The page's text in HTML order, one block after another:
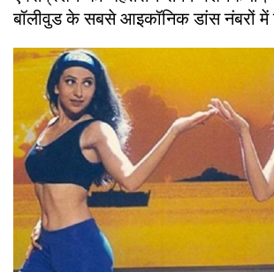
बॉलीवुड के सबसे आइकॉनिक डांस नंबरों में